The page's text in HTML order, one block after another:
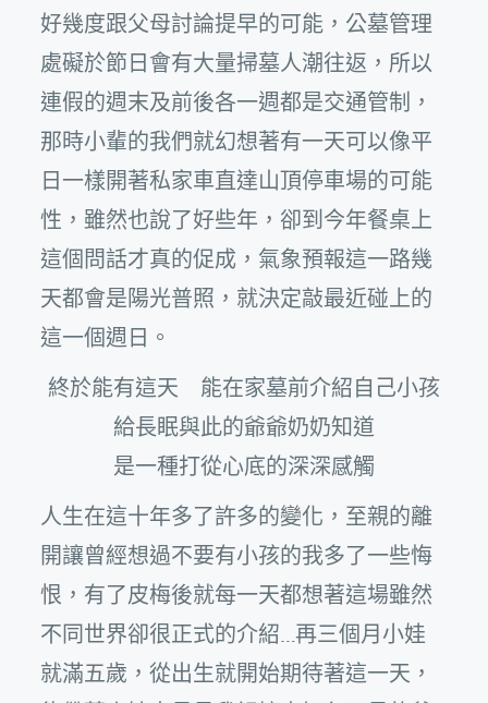
好幾度跟父母討論提早的可能，公墓管理
處礙於節日會有大量掃墓人潮往返，所以
連假的週末及前後各一週都是交通管制，
那時小輩的我們就幻想著有一天可以像平
日一樣開著私家車直達山頂停車場的可能
性，雖然也說了好些年，卻到今年餐桌上
這個問話才真的促成，氣象預報這一路幾
天都會是陽光普照，就決定敲最近碰上的
這一個週日。
終於能有這天 能在家墓前介紹自己小孩
給長眠與此的爺爺奶奶知道
是一種打從心底的深深感觸
人生在這十年多了許多的變化，至親的離
開讓曾經想過不要有小孩的我多了一些悔
恨，有了皮梅後就每一天都想著這場雖然
不同世界卻很正式的介紹…再三個月小娃
就滿五歲，從出生就開始期待著這一天，